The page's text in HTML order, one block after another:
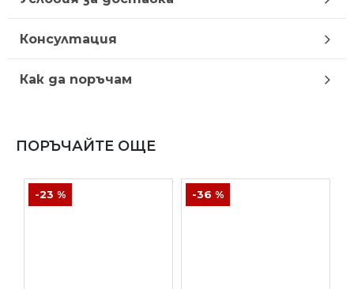
Консултация
Как да поръчам
ПОРЪЧАЙТЕ ОЩЕ
-23 % -36 %